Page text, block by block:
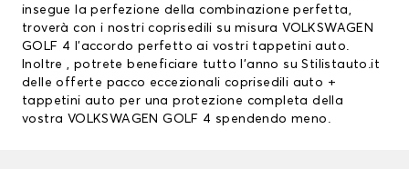
insegue la perfezione della combinazione perfetta,
troverà con i nostri coprisedili su misura VOLKSWAGEN
GOLF 4 l’accordo perfetto ai vostri tappetini auto.
Inoltre , potrete beneficiare tutto l’anno su Stilistauto.it
delle offerte pacco eccezionali coprisedili auto +
tappetini auto per una protezione completa della
vostra VOLKSWAGEN GOLF 4 spendendo meno.